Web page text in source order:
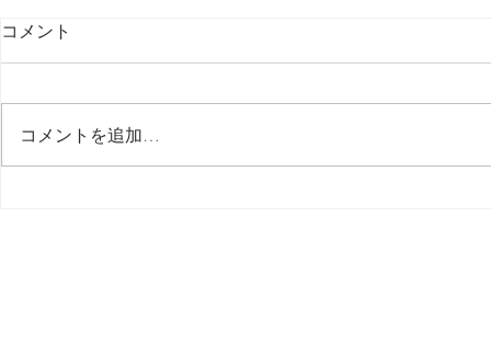
最後の日記です
コメント
コメントを追加…